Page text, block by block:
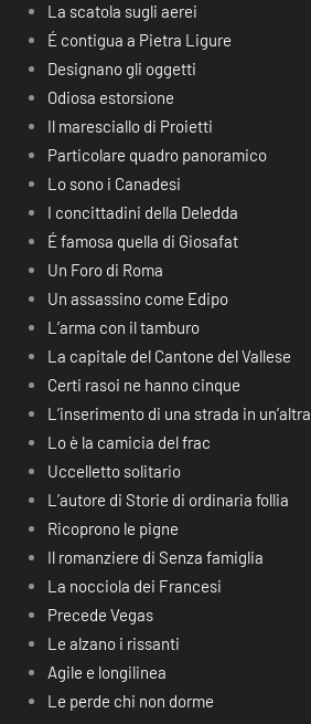
La scatola sugli aerei
É contigua a Pietra Ligure
Designano gli oggetti
Odiosa estorsione
Il maresciallo di Proietti
Particolare quadro panoramico
Lo sono i Canadesi
I concittadini della Deledda
É famosa quella di Giosafat
Un Foro di Roma
Un assassino come Edipo
L’arma con il tamburo
La capitale del Cantone del Vallese
Certi rasoi ne hanno cinque
L’inserimento di una strada in un’altra
Lo è la camicia del frac
Uccelletto solitario
L’autore di Storie di ordinaria follia
Ricoprono le pigne
Il romanziere di Senza famiglia
La nocciola dei Francesi
Precede Vegas
Le alzano i rissanti
Agile e longilinea
Le perde chi non dorme